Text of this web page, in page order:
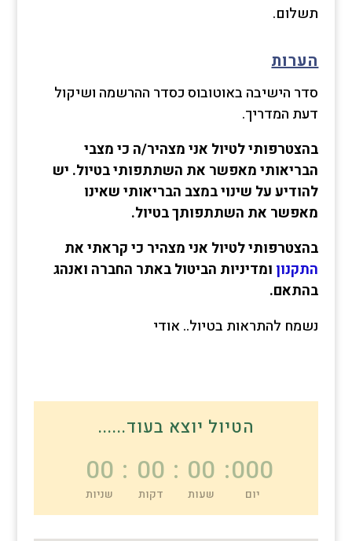
תשלום.
הערות
סדר הישיבה באוטובוס כסדר ההרשמה ושיקול
דעת המדריך.
בהצטרפותי לטיול אני מצהיר/ה כי מצבי
הבריאותי מאפשר את השתתפותי בטיול. יש
להודיע על שינוי במצב הבריאותי שאינו
מאפשר את השתתפותך בטיול.
בהצטרפותי לטיול אני מצהיר כי קראתי את
התקנון ומדיניות הביטול באתר החברה ואנהג
בהתאם.
נשמח להתראות בטיול.. אודי
הטיול יוצא בעוד......
000
יום
:
00
שעות
:
00
דקות
:
00
שניות